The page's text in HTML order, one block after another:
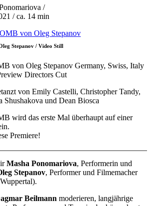
/
/ ca. 14 min
Stepanov / Video Still
von Oleg Stepanov Germany, Swiss, Italy
Directors Cut
von Emily Castelli, Christopher Tandy,
Shushakova und Dean Biosca
wird das erste Mal überhaupt auf einer
Premiere!
Masha Ponomariova, Performerin und
Stepanov, Performer und Filmemacher
Beilmann moderieren, langjährige